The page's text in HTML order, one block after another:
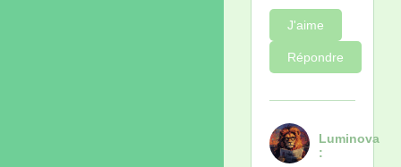
J'aime
Répondre
Luminova
: